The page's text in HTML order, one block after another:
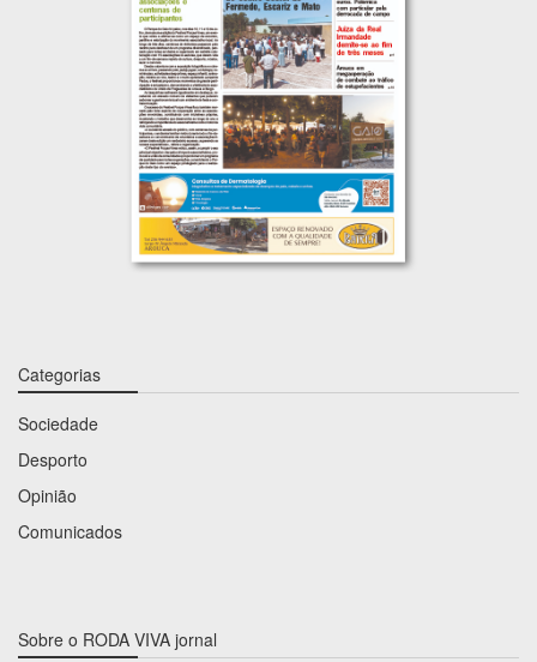
Categorias
Sociedade
Desporto
Opinião
Comunicados
Sobre o RODA VIVA jornal